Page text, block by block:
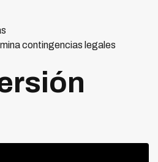
contingencias legales